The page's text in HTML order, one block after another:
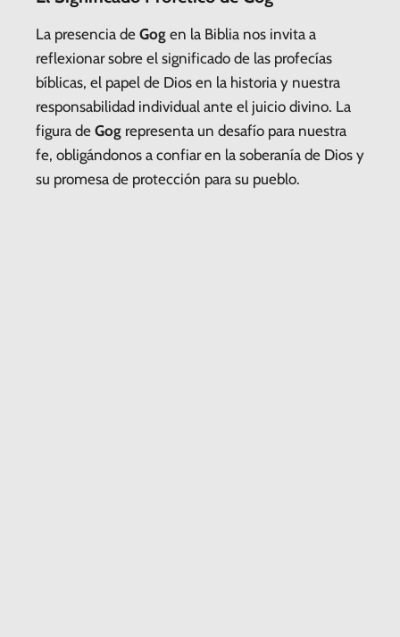
La presencia de Gog en la Biblia nos invita a
reflexionar sobre el significado de las profecías
bíblicas, el papel de Dios en la historia y nuestra
responsabilidad individual ante el juicio divino. La
figura de Gog representa un desafío para nuestra
fe, obligándonos a confiar en la soberanía de Dios y
su promesa de protección para su pueblo.